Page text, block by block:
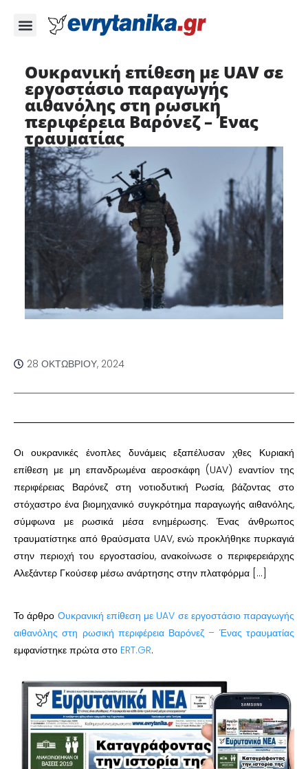
Ουκρανική επίθεση με UAV σε
εργοστάσιο παραγωγής
αιθανόλης στη ρωσική
περιφέρεια Βαρόνεζ – Ένας
τραυματίας
28 ΟΚΤΩΒΡΊΟΥ, 2024
Οι ουκρανικές ένοπλες δυνάμεις εξαπέλυσαν χθες Κυριακή
επίθεση με μη επανδρωμένα αεροσκάφη (UAV) εναντίον της
περιφέρειας Βαρόνεζ στη νοτιοδυτική Ρωσία, βάζοντας στο
στόχαστρο ένα βιομηχανικό συγκρότημα παραγωγής αιθανόλης,
σύμφωνα με ρωσικά μέσα ενημέρωσης. Ένας άνθρωπος
τραυματίστηκε από θραύσματα UAV, ενώ προκλήθηκε πυρκαγιά
στην περιοχή του εργοστασίου, ανακοίνωσε ο περιφερειάρχης
Αλεξάντερ Γκούσεφ μέσω ανάρτησης στην πλατφόρμα […]
Το άρθρο Ουκρανική επίθεση με UAV σε εργοστάσιο παραγωγής
αιθανόλης στη ρωσική περιφέρεια Βαρόνεζ – Ένας τραυματίας
εμφανίστηκε πρώτα στο ERT.GR.